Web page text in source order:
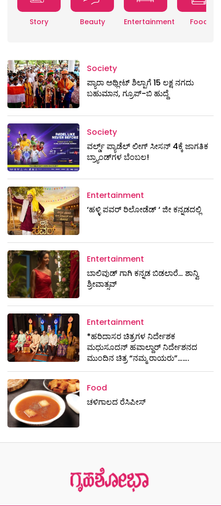
Story Beauty Entertainment Food
Society
ಪ್ಯಾರಾ ಅಥ್ಲೀಟ್ ಶಿಲ್ಪಾಗೆ 15 ಲಕ್ಷ ನಗದು
ಬಹುಮಾನ, ಗ್ರೂಪ್-ಬಿ ಹುದ್ದೆ
Society
ವರ್ಲ್ಡ್ ಪ್ಯಾಡೆಲ್ ಲೀಗ್ ಸೀಸನ್ 4ಕ್ಕೆ ಜಾಗತಿಕ
ಬ್ರ್ಯಾಂಡ್‌ಗಳ ಬೆಂಬಲ!
Entertainment
‘ಹಳ್ಳಿ ಪವರ್ ರಿಲೋಡೆಡ್ ‘ ಜೀ ಕನ್ನಡದಲ್ಲಿ
Entertainment
ಬಾಲಿವುಡ್ ಗಾಗಿ ಕನ್ನಡ ಬಿಡಲಾರೆ… ಶಾನ್ವಿ
ಶ್ರೀವಾತ್ಸವ್
Entertainment
*ಹರಿದಾಸರ ಚಿತ್ರಗಳ ನಿರ್ದೇಶಕ
ಮಧುಸೂದನ್ ಹವಾಲ್ದಾರ್ ನಿರ್ದೇಶನದ
ಮುಂದಿನ ಚಿತ್ರ “ನಮ್ಮ ರಾಯರು”…….
Food
ಚಳಿಗಾಲದ ರೆಸಿಪೀಸ್